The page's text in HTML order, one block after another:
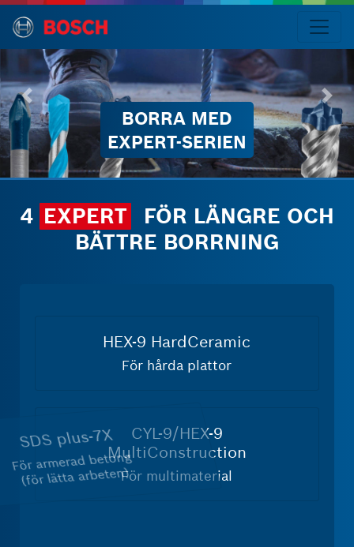
Språk
Bosch
borr
Introduktion
-
SDS
plus-
7X
4 EXPERT
FÖR LÄNGRE OCH
BÄTTRE BORRNING
HEX-9 HardCeramic
För hårda plattor
CYL-9/HEX-9
MultiConstruction
För multimaterial
8X
betong
arbeten)